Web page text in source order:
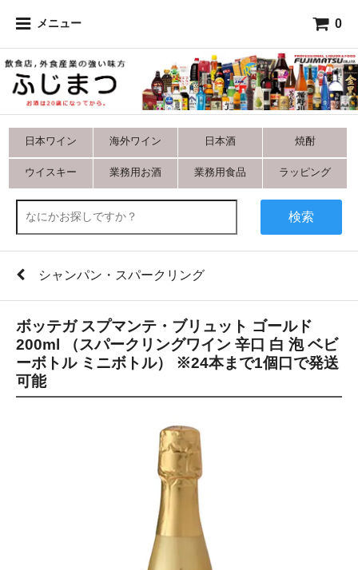
メニュー 0
日本ワイン 海外ワイン 日本酒 焼酎
ウイスキー 業務用お酒 業務用食品 ラッピング
検索
シャンパン・スパークリング
ボッテガ スプマンテ・ブリュット ゴールド
200ml （スパークリングワイン 辛口 白 泡 ベビ
ーボトル ミニボトル） ※24本まで1個口で発送
可能